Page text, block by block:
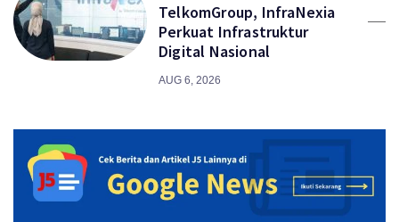
TelkomGroup, InfraNexia
Perkuat Infrastruktur
Digital Nasional
AUG 6, 2026